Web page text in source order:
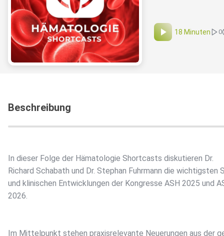
18 Minuten 0
Beschreibung
In dieser Folge der Hämatologie Shortcasts diskutieren Dr.
Richard Schabath und Dr. Stephan Fuhrmann die wichtigsten
und klinischen Entwicklungen der Kongresse ASH 2025 und
2026.
Im Mittelpunkt stehen praxisrelevante Neuerungen aus der